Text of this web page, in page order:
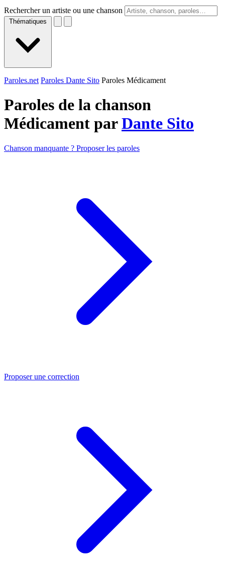
Rechercher un artiste ou une chanson
Thématiques
Paroles.net Paroles Dante Sito Paroles Médicament
Paroles de la chanson
Médicament parDante Sito
Chanson manquante ? Proposer les paroles
Proposer une correction